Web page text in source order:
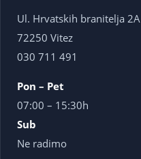
Ul. Hrvatskih branitelja 2A
72250 Vitez
030 711 491
Pon – Pet
07:00 – 15:30h
Sub
Ne radimo